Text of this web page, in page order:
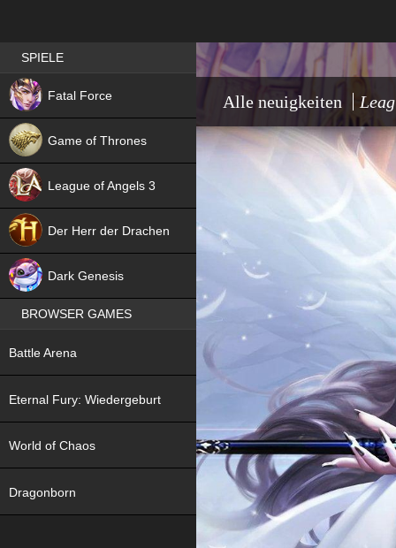
Alle neuigkeiten
Best RPG games in Germany
SPIELE
Fatal Force
NEW
Game of Thrones
League of Angels 3
Der Herr der Drachen
Dark Genesis
BROWSER GAMES
Battle Arena
Eternal Fury: Wiedergeburt
World of Chaos
Dragonborn